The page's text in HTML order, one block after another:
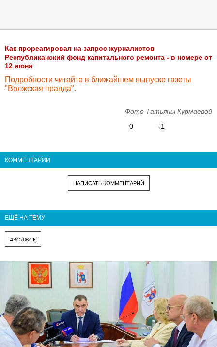
Как прореагировал на запрос журналистов
Республиканский фонд капитального ремонта - в номере от
12 июня
Подробности читайте в ближайшем выпуске газеты
"Волжская правда".
Фото Татьяны Курмаевой
0
-1
КОММЕНТАРИИ
НАПИСАТЬ КОММЕНТАРИЙ
ЕЩЁ НА ТЕМУ
#ВОЛЖСК